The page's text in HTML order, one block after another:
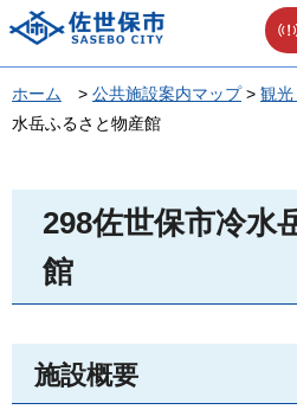
佐世保市
ホーム > 公共施設案内マップ> 観光
水岳ふるさと物産館
298佐世保市冷水
館
施設概要